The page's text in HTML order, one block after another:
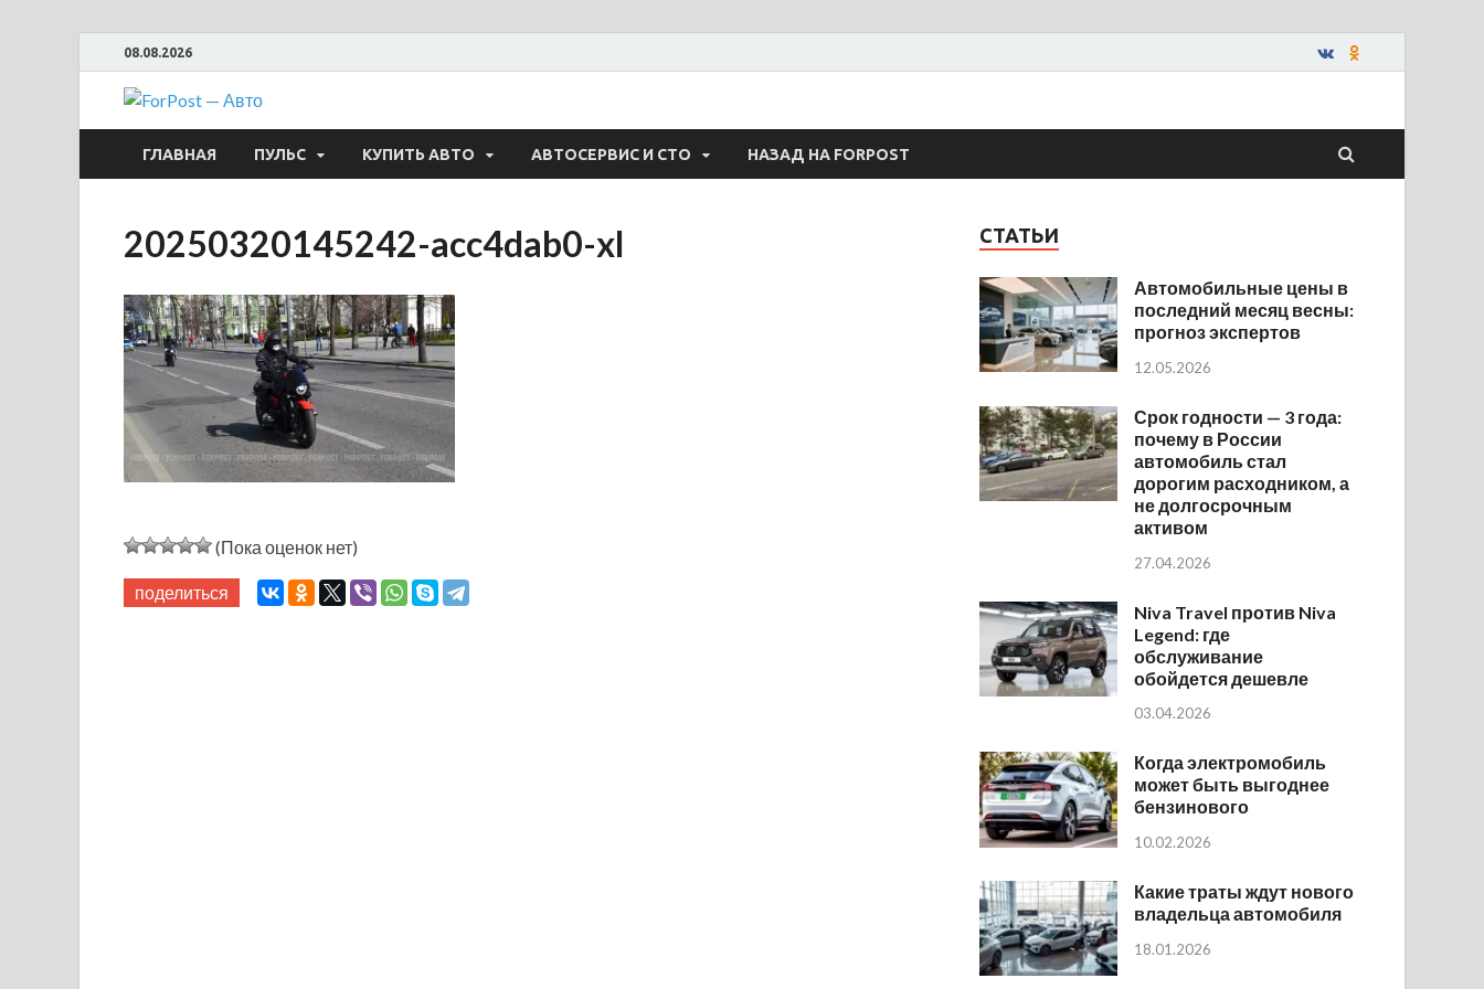
08.08.2026
ForPost — Авто
ГЛАВНАЯ ПУЛЬС КУПИТЬ АВТО АВТОСЕРВИС И СТО НАЗАД НА FORPOST
20250320145242-acc4dab0-xl
(Пока оценок нет)
поделиться
СТАТЬИ
Автомобильные цены в
последний месяц весны:
прогноз экспертов
12.05.2026
Срок годности — 3 года:
почему в России
автомобиль стал
дорогим расходником, а
не долгосрочным
активом
27.04.2026
Niva Travel против Niva
Legend: где
обслуживание
обойдется дешевле
03.04.2026
Когда электромобиль
может быть выгоднее
бензинового
10.02.2026
Какие траты ждут нового
владельца автомобиля
18.01.2026